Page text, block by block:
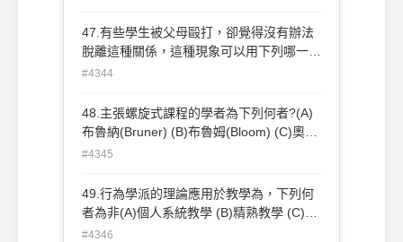
47.有些學生被父母毆打，卻覺得沒有辦法
脫離這種關係，這種現象可以用下列哪一名
詞來解釋：(A)潛在學習 (B)經驗學習 (C)迴
#4344
48.主張螺旋式課程的學者為下列何者?(A)
布魯納(Bruner) (B)布魯姆(Bloom) (C)奧斯
貝(Ausubel) (D)蓋聶(R. M. Gagne)..
#4345
49.行為學派的理論應用於教學為，下列何
者為非(A)個人系統教學 (B)精熟教學 (C)協
同教學 (D)編序教學
#4346